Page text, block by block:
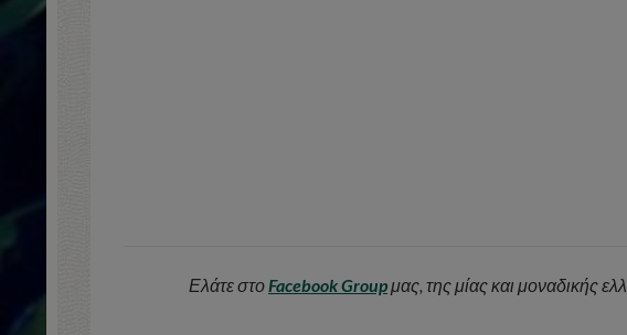
Ελάτε στοFacebook Groupμας, της μίας και μοναδικής